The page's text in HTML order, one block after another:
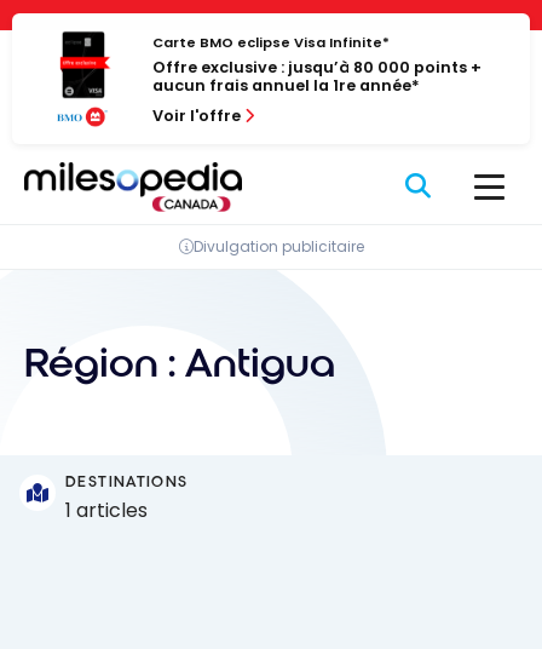
Panneau de gestion des cookies
Passer
contenu
Carte BMO eclipse Visa Infinite*
Offre exclusive : jusqu’à 80 000 points +
aucun frais annuel la 1re année*
Voir l'offre
Divulgation publicitaire
Région : Antigua
DESTINATIONS
1 articles